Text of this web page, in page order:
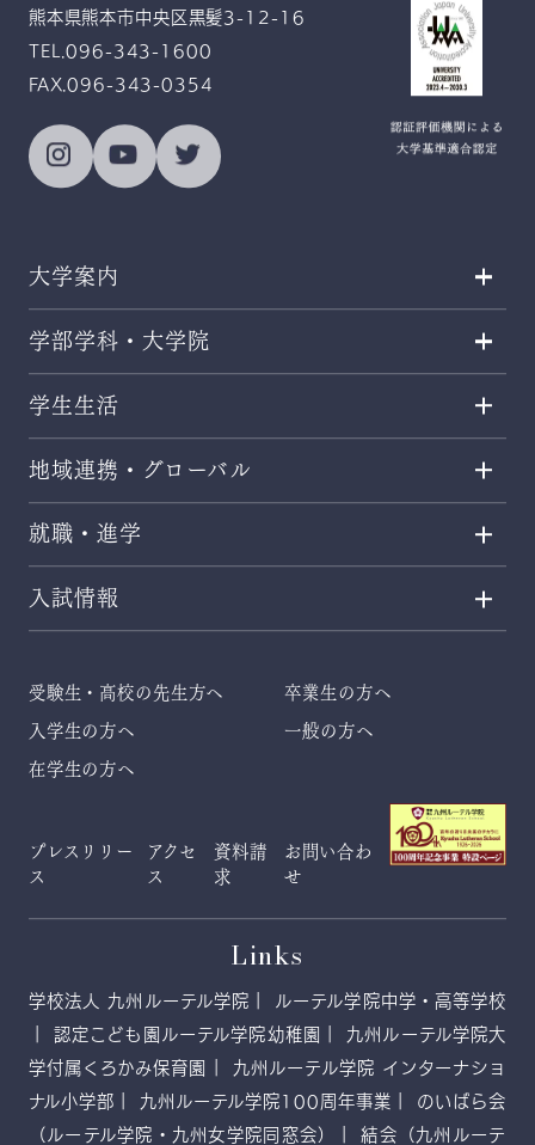
熊本県熊本市中央区黒髪3-12-16
TEL.096-343-1600
FAX.096-343-0354
大学案内
学部学科・大学院
学生生活
地域連携・グローバル
就職・進学
入試情報
受験生・高校の先生方へ
入学生の方へ
在学生の方へ
卒業生の方へ
一般の方へ
プレスリリー
ス
アクセ
ス
資料請
求
お問い合わ
せ
Links
学校法人 九州ルーテル学院
ルーテル学院中学・高等学校
認定こども園ルーテル学院幼稚園
九州ルーテル学院大
学付属くろかみ保育園
九州ルーテル学院 インターナショ
ナル小学部
九州ルーテル学院100周年事業
のいばら会
（ルーテル学院・九州女学院同窓会）
結会（九州ルーテ